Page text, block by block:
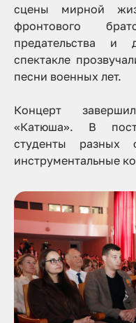
сцены мирной
фронтового
предательства и
спектакле
песни военных лет.
Концерт
«Катюша». В
студенты разных
инструментальные